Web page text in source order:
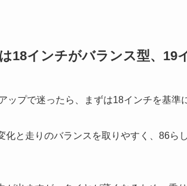
18インチがバランス型、19
ップで迷ったら、まずは18インチを基準
化と走りのバランスを取りやすく、86ら